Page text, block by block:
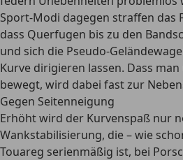
Sport-Modi dagegen straffen das
dass Querfugen bis zu den
und sich die Pseudo-
Kurve dirigieren lassen. Dass
bewegt, wird dabei fast zur
Gegen Seitenneigung
Erhöht wird der Kurvenspaß nur
Wankstabilisierung, die – wie
Touareg serienmäßig ist, bei